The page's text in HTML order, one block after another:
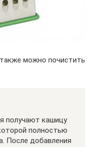
можно почистить
получают кашицу
полностью
После добавления